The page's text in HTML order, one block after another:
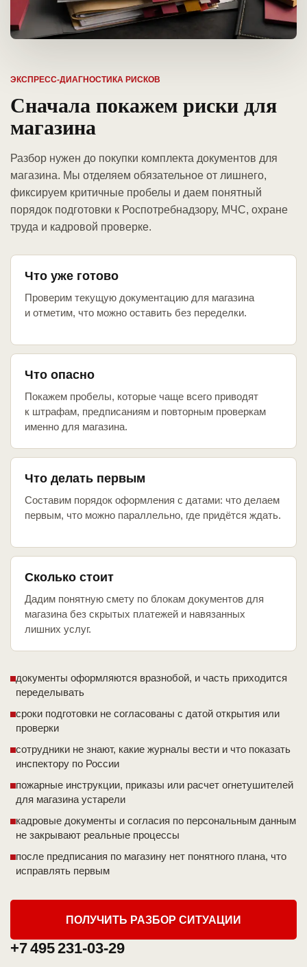
ЭКСПРЕСС-ДИАГНОСТИКА РИСКОВ
Сначала покажем риски для
магазина
Разбор нужен до покупки комплекта документов для
магазина. Мы отделяем обязательное от лишнего,
фиксируем критичные пробелы и даем понятный
порядок подготовки к Роспотребнадзору, МЧС, охране
труда и кадровой проверке.
Что уже готово
Проверим текущую документацию для магазина
и отметим, что можно оставить без переделки.
Что опасно
Покажем пробелы, которые чаще всего приводят
к штрафам, предписаниям и повторным проверкам
именно для магазина.
Что делать первым
Составим порядок оформления с датами: что делаем
первым, что можно параллельно, где придётся ждать.
Сколько стоит
Дадим понятную смету по блокам документов для
магазина без скрытых платежей и навязанных
лишних услуг.
документы оформляются вразнобой, и часть приходится
переделывать
сроки подготовки не согласованы с датой открытия или
проверки
сотрудники не знают, какие журналы вести и что показать
инспектору по России
пожарные инструкции, приказы или расчет огнетушителей
для магазина устарели
кадровые документы и согласия по персональным данным
не закрывают реальные процессы
после предписания по магазину нет понятного плана, что
исправлять первым
ПОЛУЧИТЬ РАЗБОР СИТУАЦИИ
+7 495 231-03-29